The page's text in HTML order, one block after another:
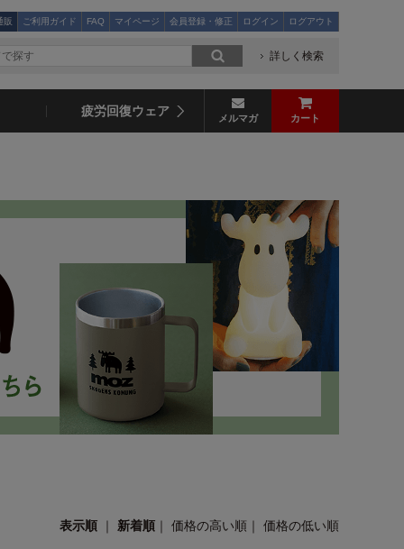
販 ご利用ガイド FAQ マイページ 会員登録・修正 ログイン ログアウト
詳しく検索
疲労回復ウェア メルマガ カート
表示順 ｜ 新着順 ｜ 価格の高い順 ｜ 価格の低い順